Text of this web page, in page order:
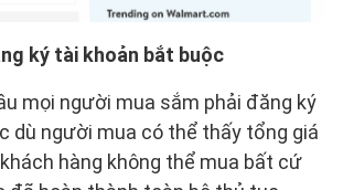
ký tài khoản bắt buộc
mọi người mua sắm phải đăng ký
dù người mua có thể thấy tổng giá
hàng không thể mua bất cứ